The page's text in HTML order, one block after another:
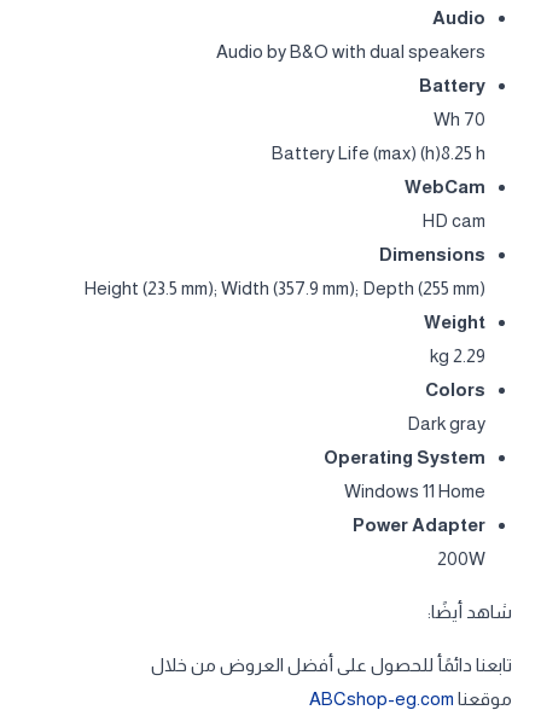
Audio
Audio by B&O with dual speakers
Battery
70 Wh
Battery Life (max) (h)8.25 h
WebCam
HD cam
Dimensions
Height (23.5 mm); Width (357.9 mm); Depth (255 mm)
Weight
2.29 kg
Colors
Dark gray
Operating System
Windows 11 Home
Power Adapter
200W
شاهد أيضًا:
تابعنا دائمًأ للحصول على أفضل العروض من خلال
موقعنا ABCshop-eg.com